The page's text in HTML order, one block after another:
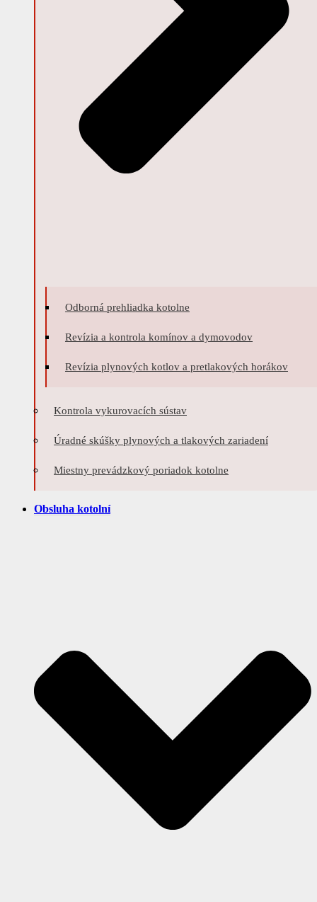
Odborná prehliadka kotolne
Revízia a kontrola komínov a dymovodov
Revízia plynových kotlov a pretlakových horákov
Kontrola vykurovacích sústav
Úradné skúšky plynových a tlakových zariadení
Miestny prevádzkový poriadok kotolne
Obsluha kotolní